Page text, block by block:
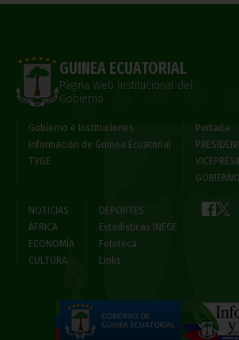
GUINEA ECUATORIAL
Página Web Institucional del
Gobierno
Gobierno e Instituciones
Información de Guinea Ecuatorial
TVGE
Portada
GOBIERNO
NOTICIAS
ÁFRICA
ECONOMÍA
CULTURA
DEPORTES
Estadísticas INEGE
Fototeca
Links